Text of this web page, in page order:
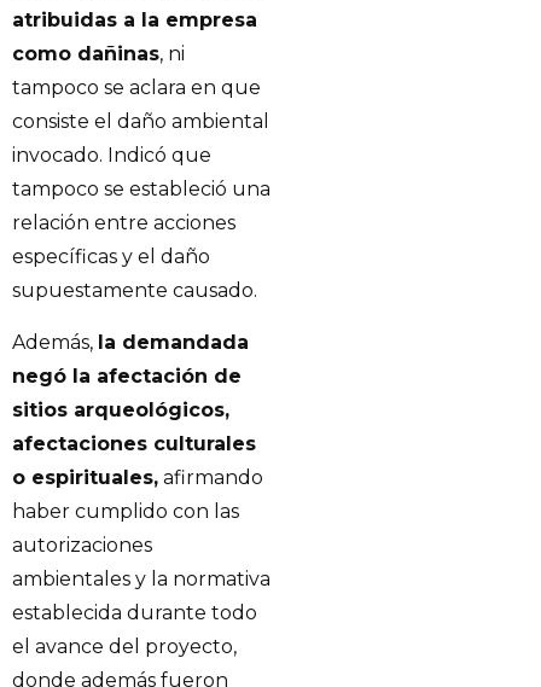
atribuidas a la empresa
como dañinas, ni
tampoco se aclara en que
consiste el daño ambiental
invocado. Indicó que
tampoco se estableció una
relación entre acciones
específicas y el daño
supuestamente causado.
Además, la demandada
negó la afectación de
sitios arqueológicos,
afectaciones culturales
o espirituales, afirmando
haber cumplido con las
autorizaciones
ambientales y la normativa
establecida durante todo
el avance del proyecto,
donde además fueron